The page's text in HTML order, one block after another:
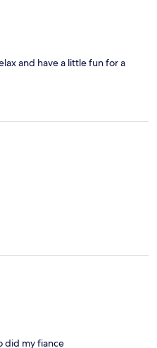
and have a little fun for a
did my fiance